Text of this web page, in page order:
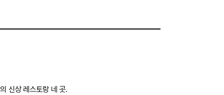
신상 레스토랑 네 곳.